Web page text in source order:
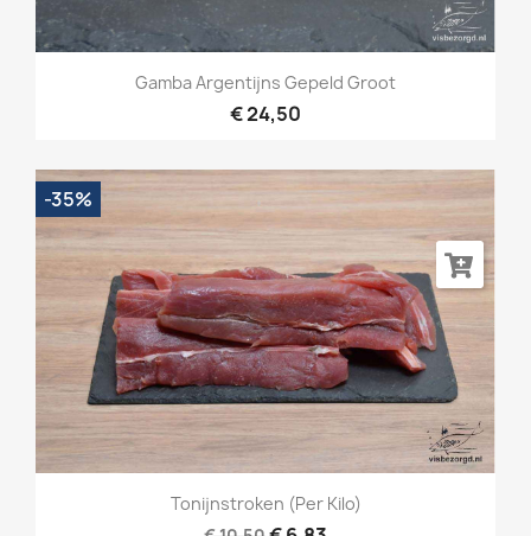
Gamba Argentijns Gepeld Groot
€ 24,50
Tonijnstroken (per Kilo)
-35%